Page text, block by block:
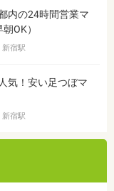
内の24時間営業マ
OK）
新宿駅
気！安い足つぼマ
新宿駅